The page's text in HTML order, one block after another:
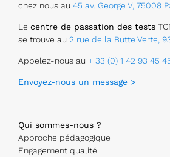
chez nous au 45 av. George V, 75008
Le centre de passation des tests
se trouve au 2 rue de la Butte Verte,
Appelez-nous au + 33 (0) 1 42 93 45
Envoyez-nous un message >
Qui sommes-nous ?
Approche pédagogique
Engagement qualité